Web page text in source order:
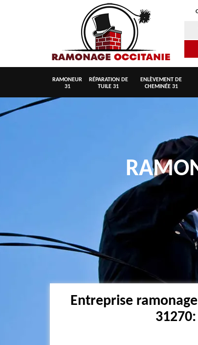
RAMONEUR
31
RÉPARATION DE
TUILE 31
ENLÈVEMENT DE
CHEMINÉE 31
Entreprise